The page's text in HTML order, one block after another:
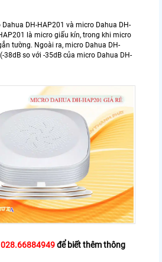
DH-HAP201 và micro Dahua DH-
là micro giấu kín, trong khi micro
tường. Ngoài ra, micro Dahua DH-
38dB so với -35dB của micro Dahua DH-
để biết thêm thông